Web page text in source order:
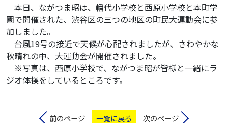
本日、ながつま昭は、幡代小学校と西原小学校と本町学
園で開催された、渋谷区の三つの地区の町民大運動会に参
加しました。
台風19号の接近で天候が心配されましたが、さわやかな
秋晴れの中、大運動会が開催されました。
※写真は、西原小学校で、ながつま昭が皆様と一緒にラ
ジオ体操をしているところです。
前のページ 一覧に戻る 次のページ